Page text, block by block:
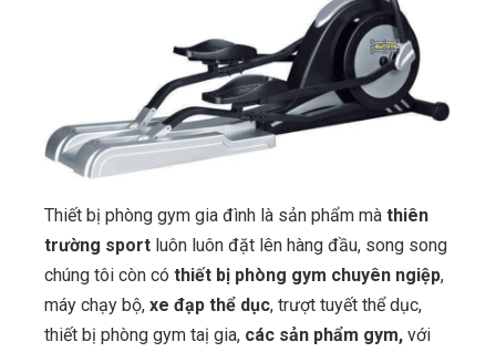
Thiết bị phòng gym gia đình là sản phẩm mà thiên
trường sport luôn luôn đặt lên hàng đầu, song song
chúng tôi còn có thiết bị phòng gym chuyên ngiệp,
máy chạy bộ, xe đạp thể dục, trượt tuyết thể dục,
thiết bị phòng gym taị gia, các sản phẩm gym, với